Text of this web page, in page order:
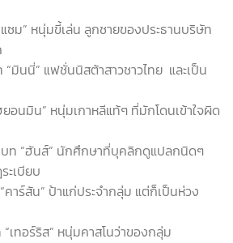
ซม” หนุ่มขี้เล่น ลูกชายของประธานบริษัท
“มินนี่” แฟชั่นนิสต้าสาวชาวไทย และเป็น
อนมิน” หนุ่มเกาหลีแท้ๆ ที่มักโดนเข้าใจผิด
บบท “ฮันส์” นักศึกษาที่บุคลิกดูแปลกนิดๆ
ะเบียบ
คาร์สัน” ป้าแก่ประจำกลุ่ม แต่ก็เป็นห่วง
เทอร์ริส” หนุ่มคาสโนว่าของกลุ่ม